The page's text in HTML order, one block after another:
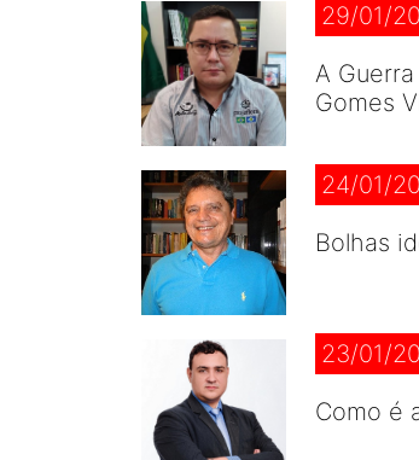
29/01/
A
Gomes
24/01/
Bolhas
23/01/
Como é